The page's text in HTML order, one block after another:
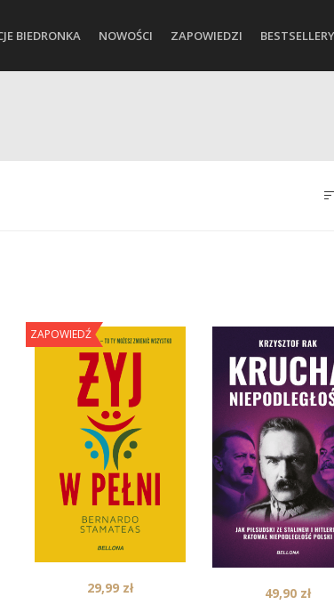
BIEDRONKA NOWOŚCI ZAPOWIEDZI BESTSELLERY
ZAPOWIEDŹ
29,99 zł 49,90 zł